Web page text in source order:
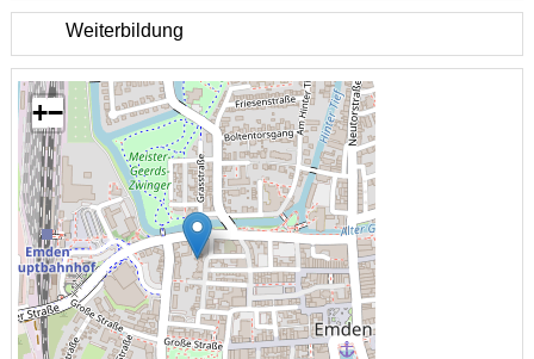
Weiterbildung
+−